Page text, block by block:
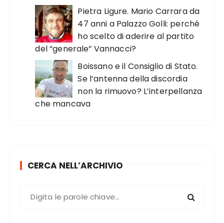
Pietra Ligure. Mario Carrara da
47 anni a Palazzo Golli: perché
ho scelto di aderire al partito
del “generale” Vannacci?
Boissano e il Consiglio di Stato.
Se l’antenna della discordia
non la rimuovo? L’interpellanza
che mancava
CERCA NELL’ARCHIVIO